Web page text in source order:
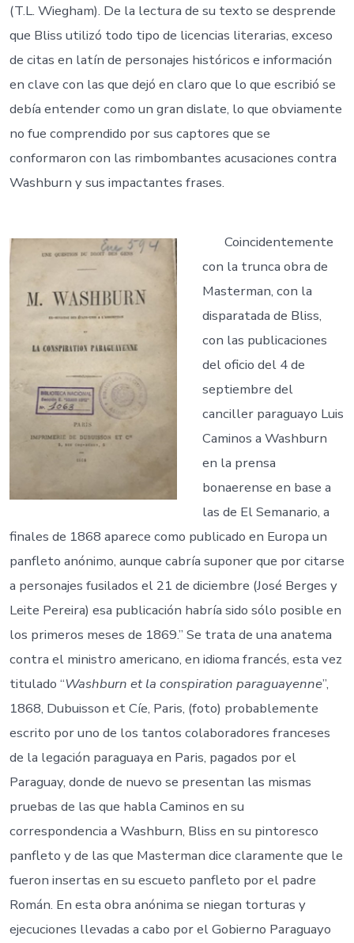
(T.L. Wiegham). De la lectura de su texto se desprende
que Bliss utilizó todo tipo de licencias literarias, exceso
de citas en latín de personajes históricos e información
en clave con las que dejó en claro que lo que escribió se
debía entender como un gran dislate, lo que obviamente
no fue comprendido por sus captores que se
conformaron con las rimbombantes acusaciones contra
Washburn y sus impactantes frases.
Coincidentemente
con la trunca obra de
Masterman, con la
disparatada de Bliss,
con las publicaciones
del oficio del 4 de
septiembre del
canciller paraguayo Luis
Caminos a Washburn
en la prensa
bonaerense en base a
las de El Semanario, a
finales de 1868 aparece como publicado en Europa un
panfleto anónimo, aunque cabría suponer que por citarse
a personajes fusilados el 21 de diciembre (José Berges y
Leite Pereira) esa publicación habría sido sólo posible en
los primeros meses de 1869.” Se trata de una anatema
contra el ministro americano, en idioma francés, esta vez
titulado “Washburn et la conspiration paraguayenne”,
1868, Dubuisson et Cíe, Paris, (foto) probablemente
escrito por uno de los tantos colaboradores franceses
de la legación paraguaya en Paris, pagados por el
Paraguay, donde de nuevo se presentan las mismas
pruebas de las que habla Caminos en su
correspondencia a Washburn, Bliss en su pintoresco
panfleto y de las que Masterman dice claramente que le
fueron insertas en su escueto panfleto por el padre
Román. En esta obra anónima se niegan torturas y
ejecuciones llevadas a cabo por el Gobierno Paraguayo